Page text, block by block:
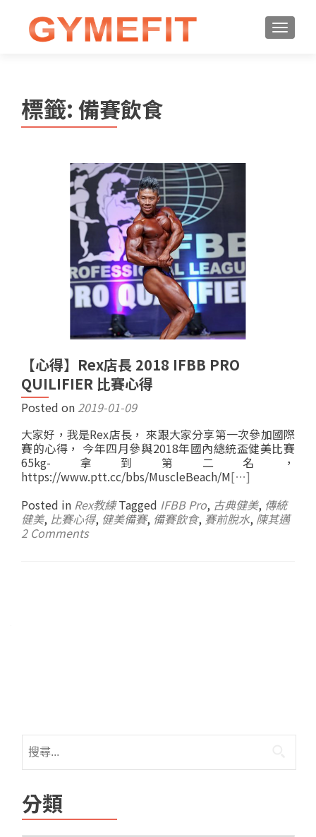
標籤: 備賽飲食
【心得】Rex店長 2018 IFBB PRO
QUILIFIER 比賽心得
Posted on 2019-01-09
大家好，我是Rex店長， 來跟大家分享第一次參加國際
賽的心得， 今年四月參與2018年國內總統盃健美比賽
65kg-拿到第二名，
https://www.ptt.cc/bbs/MuscleBeach/M[…]
Posted in Rex教練 Tagged IFBB Pro, 古典健美, 傳統
健美, 比賽心得, 健美備賽, 備賽飲食, 賽前脫水, 陳其邁
2 Comments
分類